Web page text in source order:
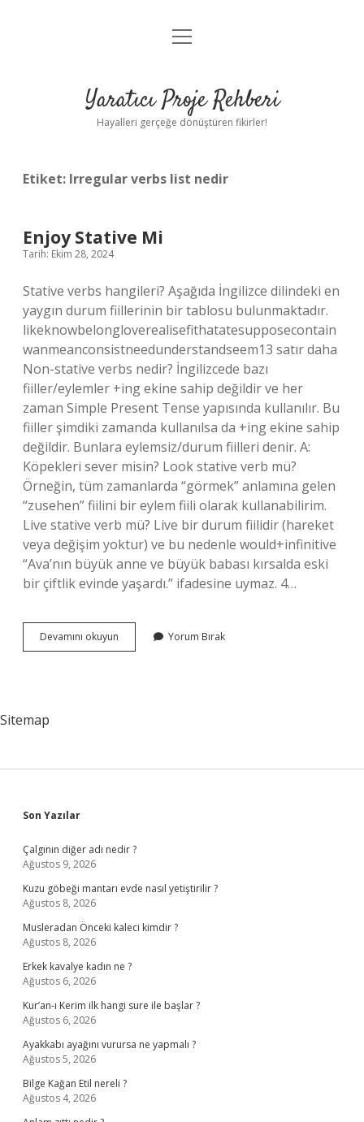
Anasayfa
Yasal Uyarı
menüyü
Yaratıcı Proje Rehberi
Hayalleri gerçeğe dönüştüren fikirler!
Etiket: Irregular verbs list nedir
Enjoy Stative Mi
Tarih: Ekim 28, 2024
Stative verbs hangileri? Aşağıda İngilizce dilindeki en
yaygın durum fiillerinin bir tablosu bulunmaktadır.
likeknowbelongloverealisefithatatesupposecontain
wanmeanconsistneedunderstandseem13 satır daha
Non-stative verbs nedir? İngilizcede bazı
fiiller/eylemler +ing ekine sahip değildir ve her
zaman Simple Present Tense yapısında kullanılır. Bu
fiiller şimdiki zamanda kullanılsa da +ing ekine sahip
değildir. Bunlara eylemsiz/durum fiilleri denir. A:
Köpekleri sever misin? Look stative verb mü?
Örneğin, tüm zamanlarda “görmek” anlamına gelen
“zusehen” fiilini bir eylem fiili olarak kullanabilirim.
Live stative verb mü? Live bir durum fiilidir (hareket
veya değişim yoktur) ve bu nedenle would+infinitive
“Ava’nın büyük anne ve büyük babası kırsalda eski
bir çiftlik evinde yaşardı.” ifadesine uymaz. 4…
Devamını okuyun
Stative
Yorum Bırak
Sitemap
Sidebar
Son Yazılar
Çalgının diğer adı nedir ?
Ağustos 9, 2026
Kuzu göbeği mantarı evde nasıl yetiştirilir ?
Ağustos 8, 2026
Musleradan Önceki kaleci kimdir ?
Ağustos 8, 2026
Erkek kavalye kadın ne ?
Ağustos 6, 2026
Kur’an-ı Kerim ilk hangi sure ile başlar ?
Ağustos 6, 2026
Ayakkabı ayağını vurursa ne yapmalı ?
Ağustos 5, 2026
Bilge Kağan Etil nereli ?
Ağustos 4, 2026